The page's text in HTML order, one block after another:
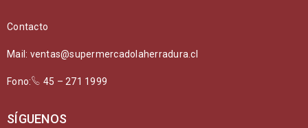
Contacto
Mail: ventas@supermercadolaherradura.cl
Fono: 45 – 271 1999
SÍGUENOS